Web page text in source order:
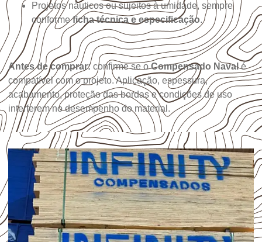
Projetos náuticos ou sujeitos à umidade, sempre
conformeficha técnica e especificação.
Antes de comprar:confirme se oCompensado Navalé
compatível com o projeto. Aplicação, espessura,
acabamento, proteção das bordas e condições de uso
interferem no desempenho do material.